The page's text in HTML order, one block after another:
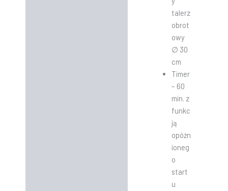
talerz
obrot
owy
∅ 30
cm
Timer
– 60
min. z
funkc
ją
opóźn
ioneg
o
start
u